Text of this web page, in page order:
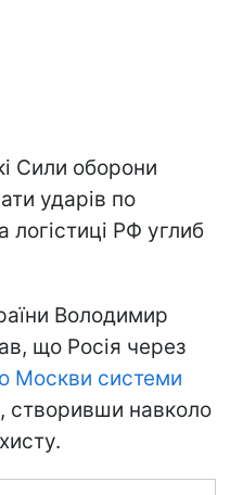
Сили оборони
ударів по
логістиці РФ углиб
Володимир
що Росія через
Москви системи
створивши навколо